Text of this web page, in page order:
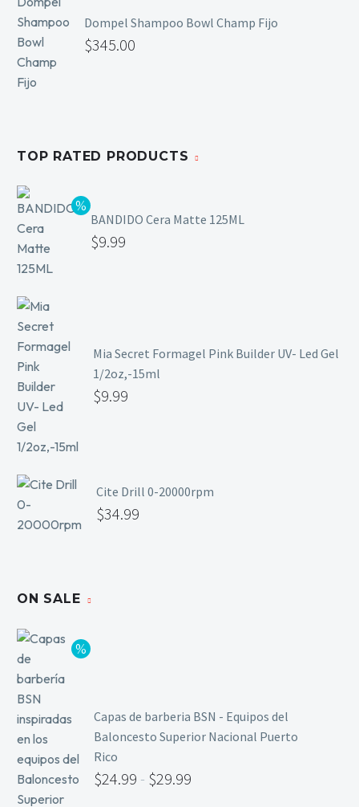
Dompel Shampoo Bowl Champ Fijo
$345.00
TOP RATED PRODUCTS
BANDIDO Cera Matte 125ML
$9.99
Mia Secret Formagel Pink Builder UV- Led Gel
1/2oz,-15ml
$9.99
Cite Drill 0-20000rpm
$34.99
ON SALE
Capas de barberia BSN - Equipos del
Baloncesto Superior Nacional Puerto
Rico
$24.99 - $29.99